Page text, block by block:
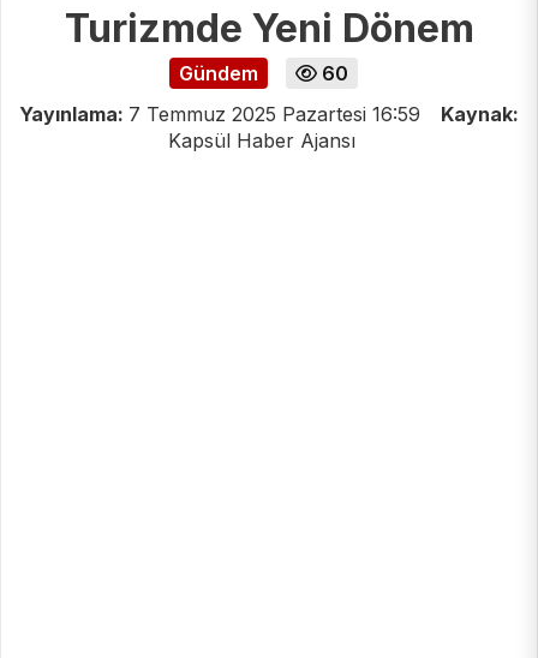
Turizmde Yeni Dönem
Gündem
60
Yayınlama: 7 Temmuz 2025 Pazartesi 16:59
Kaynak:
Kapsül Haber Ajansı